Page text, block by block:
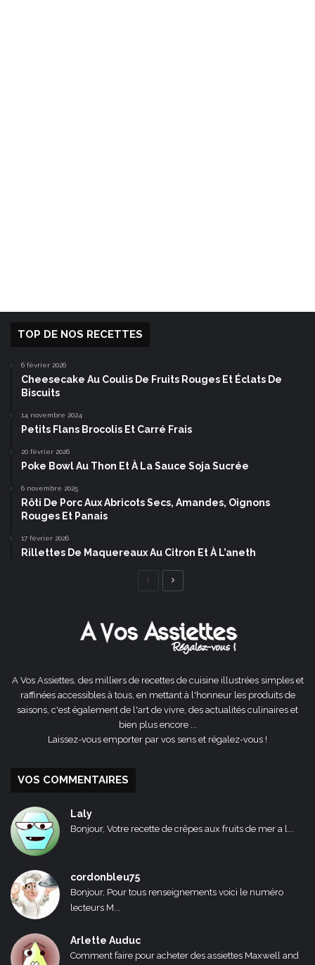
TOP DE NOS RECETTES
6 février 2026
Cheesecake Au Coulis De Fruits Rouges Et Éclats De
Biscuits
14 novembre 2024
Petits Flans Brocolis Et Carré Frais
20 février 2026
Poke Bowl Au Thon Et À La Sauce Soja Sucrée
6 novembre 2025
Rôti De Porc Aux Abricots Secs, Amandes, Oignons
Rouges Et Panais
17 février 2026
Rillettes De Maquereaux Au Citron Et À L’aneth
Page
A Vos Assiettes, des milliers de recettes de cuisine illustrées simples et
raffinées accessibles à tous, en mettant à l'honneur les produits de
saisons, c'est également de l'art de vivre, des actualités culinaires et
bien plus encore ...
Laissez-vous emporter par vos sens et régalez-vous !
VOS COMMENTAIRES
Laly
Bonjour, Votre recette de crêpes aux fruits de mer a l...
cordonbleu75
Bonjour, Pour tous renseignements voici le numéro
lecteurs M...
Arlette Auduc
Comment faire pour acheter des assiettes Maxwell and